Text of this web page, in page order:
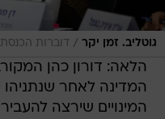
גוטליב. זמן יקר / דוברות
הלאה: דורון כהן
המדינה לאחר שנתניהו
המינויים שירצה